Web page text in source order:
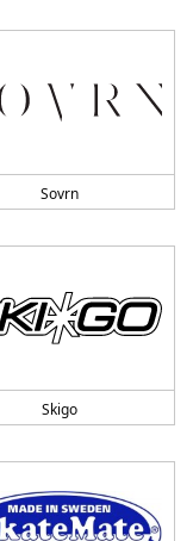
Sovrn
Skigo